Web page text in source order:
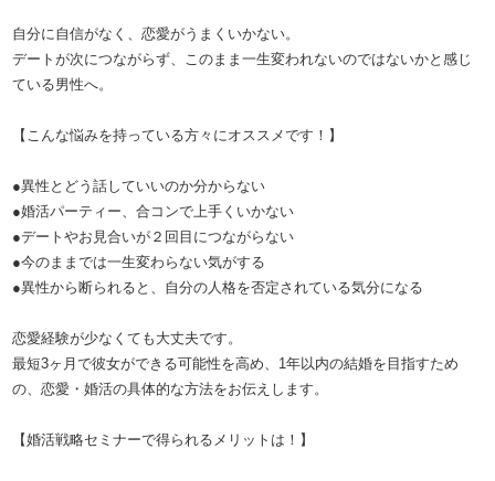
自分に自信がなく、恋愛がうまくいかない。
デートが次につながらず、このまま一生変われないのではないかと感じ
ている男性へ。
【こんな悩みを持っている方々にオススメです！】
●異性とどう話していいのか分からない
●婚活パーティー、合コンで上手くいかない
●デートやお見合いが２回目につながらない
●今のままでは一生変わらない気がする
●異性から断られると、自分の人格を否定されている気分になる
恋愛経験が少なくても大丈夫です。
最短3ヶ月で彼女ができる可能性を高め、1年以内の結婚を目指すため
の、恋愛・婚活の具体的な方法をお伝えします。
【婚活戦略セミナーで得られるメリットは！】